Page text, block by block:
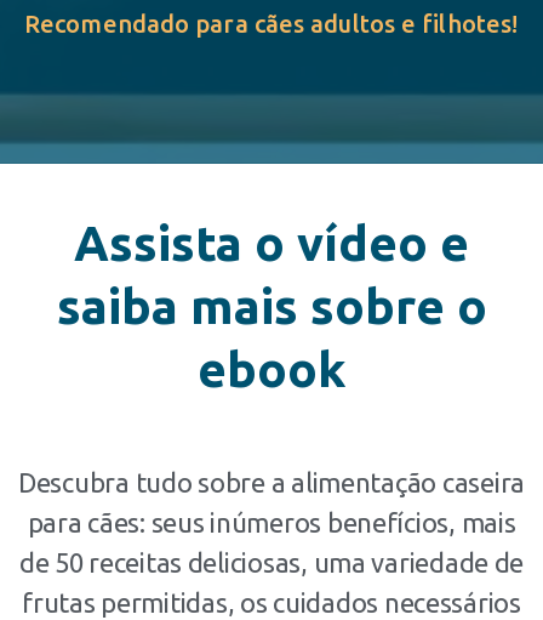
Recomendado para cães adultos e filhotes!
Assista o vídeo e
saiba mais sobre o
ebook
Descubra tudo sobre a alimentação caseira
para cães: seus inúmeros benefícios, mais
de 50 receitas deliciosas, uma variedade de
frutas permitidas, os cuidados necessários